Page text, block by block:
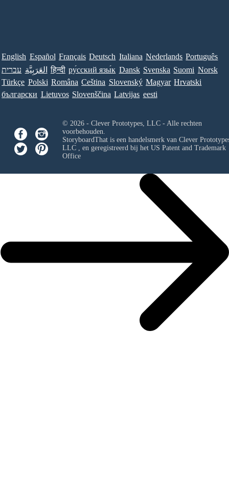
English Español Français Deutsch Italiana Nederlands Português
עברית العَرَبِيَّة हिन्दी ру́сский язы́к Dansk Svenska Suomi Norsk
Türkçe Polski Româna Ceština Slovenský Magyar Hrvatski
български Lietuvos Slovenščina Latvijas eesti
© 2026 - Clever Prototypes, LLC - Alle rechten
voorbehouden.
StoryboardThat is een handelsmerk van Clever
LLC, en geregistreerd bij het US Patent and Trademark
Office